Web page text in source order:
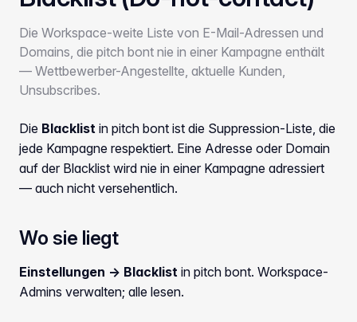
Die Workspace-weite Liste von E-Mail-Adressen und
Domains, die pitch bont nie in einer Kampagne enthält
— Wettbewerber-Angestellte, aktuelle Kunden,
Unsubscribes.
Die Blacklist in pitch bont ist die Suppression-Liste, die
jede Kampagne respektiert. Eine Adresse oder Domain
auf der Blacklist wird nie in einer Kampagne adressiert
— auch nicht versehentlich.
Wo sie liegt
Einstellungen → Blacklist in pitch bont. Workspace-
Admins verwalten; alle lesen.